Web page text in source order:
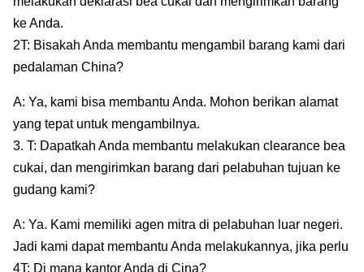
ke Anda.
2T: Bisakah Anda membantu mengambil barang kami dari
pedalaman China?
A: Ya, kami bisa membantu Anda. Mohon berikan alamat
yang tepat untuk mengambilnya.
3. T: Dapatkah Anda membantu melakukan clearance bea
cukai, dan mengirimkan barang dari pelabuhan tujuan ke
gudang kami?
A: Ya. Kami memiliki agen mitra di pelabuhan luar negeri.
Jadi kami dapat membantu Anda melakukannya, jika perlu
4T: Di mana kantor Anda di Cina?